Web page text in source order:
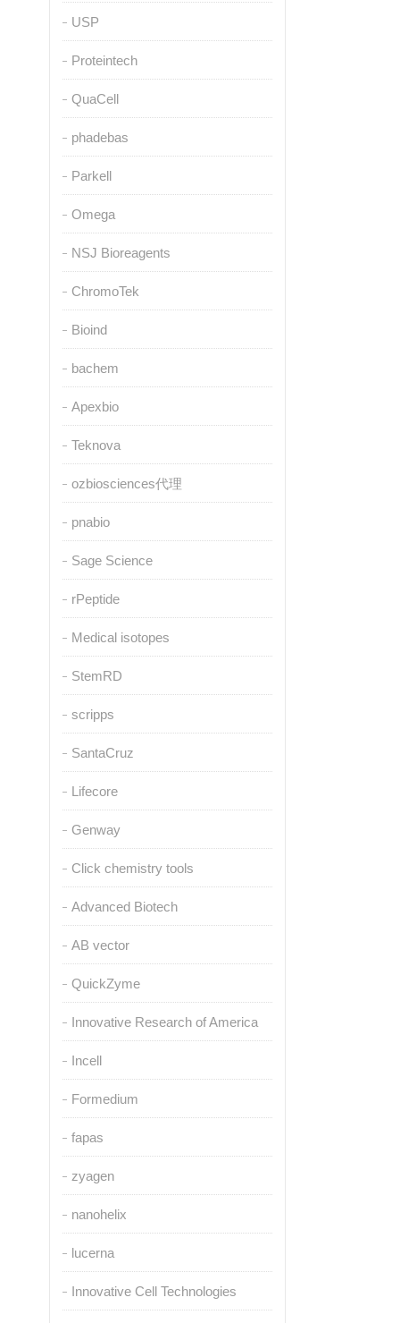
USP
Proteintech
QuaCell
phadebas
Parkell
Omega
NSJ Bioreagents
ChromoTek
Bioind
bachem
Apexbio
Teknova
ozbiosciences代理
pnabio
Sage Science
rPeptide
Medical isotopes
StemRD
scripps
SantaCruz
Lifecore
Genway
Click chemistry tools
Advanced Biotech
AB vector
QuickZyme
Innovative Research of America
Incell
Formedium
fapas
zyagen
nanohelix
lucerna
Innovative Cell Technologies